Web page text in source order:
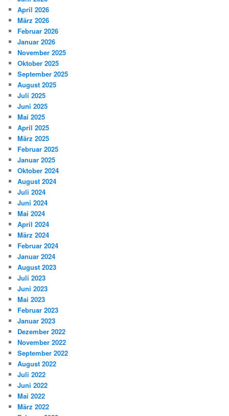
April 2026
März 2026
Februar 2026
Januar 2026
November 2025
Oktober 2025
September 2025
August 2025
Juli 2025
Juni 2025
Mai 2025
April 2025
März 2025
Februar 2025
Januar 2025
Oktober 2024
August 2024
Juli 2024
Juni 2024
Mai 2024
April 2024
März 2024
Februar 2024
Januar 2024
August 2023
Juli 2023
Juni 2023
Mai 2023
Februar 2023
Januar 2023
Dezember 2022
November 2022
September 2022
August 2022
Juli 2022
Juni 2022
Mai 2022
März 2022